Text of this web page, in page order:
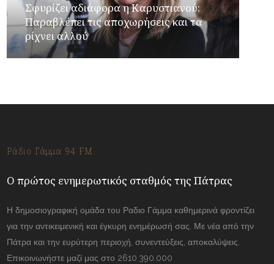
Σφυρίζει αδιάφορα η Καρυστιανού:
Παραβλέπει τις αποχωρήσεις και τα
ρίχνει αλλού
Ράδιο Γάμμα 94 FM
Ο πρώτος ενημερωτικός σταθμός της Πάτρας
Η δημοσιογραφική ομάδα του Ραδιο Γάμμα καθημερινά φροντίζει
για την αντικειμενική και έγκυρη ενημέρωσή σας. Με νέα από την
Πάτρα και την ευρύτερη περιοχή, συνεντεύξεις, αποκαλύψεις.
Επικοινωνήστε μαζί μας στο 2610.390.000